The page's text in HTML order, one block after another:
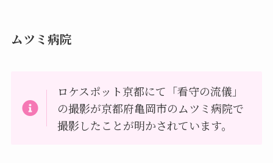
ムツミ病院
ロケスポット京都にて「看守の流儀」
の撮影が京都府亀岡市のムツミ病院で
撮影したことが明かされています。